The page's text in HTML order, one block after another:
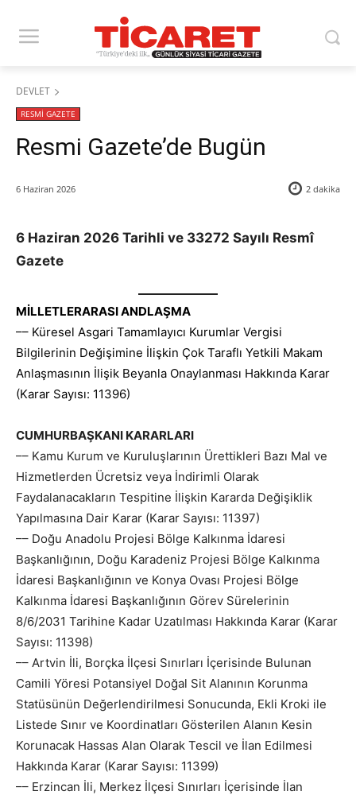
DEVLET
RESMİ GAZETE
Resmi Gazete’de Bugün
6 Haziran 2026 2 dakika
6 Haziran 2026 Tarihli ve 33272 Sayılı Resmî
Gazete
MİLLETLERARASI ANDLAŞMA
–– Küresel Asgari Tamamlayıcı Kurumlar Vergisi
Bilgilerinin Değişimine İlişkin Çok Taraflı Yetkili Makam
Anlaşmasının İlişik Beyanla Onaylanması Hakkında Karar
(Karar Sayısı: 11396)
CUMHURBAŞKANI KARARLARI
–– Kamu Kurum ve Kuruluşlarının Ürettikleri Bazı Mal ve
Hizmetlerden Ücretsiz veya İndirimli Olarak
Faydalanacakların Tespitine İlişkin Kararda Değişiklik
Yapılmasına Dair Karar (Karar Sayısı: 11397)
–– Doğu Anadolu Projesi Bölge Kalkınma İdaresi
Başkanlığının, Doğu Karadeniz Projesi Bölge Kalkınma
İdaresi Başkanlığının ve Konya Ovası Projesi Bölge
Kalkınma İdaresi Başkanlığının Görev Sürelerinin
8/6/2031 Tarihine Kadar Uzatılması Hakkında Karar (Karar
Sayısı: 11398)
–– Artvin İli, Borçka İlçesi Sınırları İçerisinde Bulunan
Camili Yöresi Potansiyel Doğal Sit Alanının Korunma
Statüsünün Değerlendirilmesi Sonucunda, Ekli Kroki ile
Listede Sınır ve Koordinatları Gösterilen Alanın Kesin
Korunacak Hassas Alan Olarak Tescil ve İlan Edilmesi
Hakkında Karar (Karar Sayısı: 11399)
–– Erzincan İli, Merkez İlçesi Sınırları İçerisinde İlan